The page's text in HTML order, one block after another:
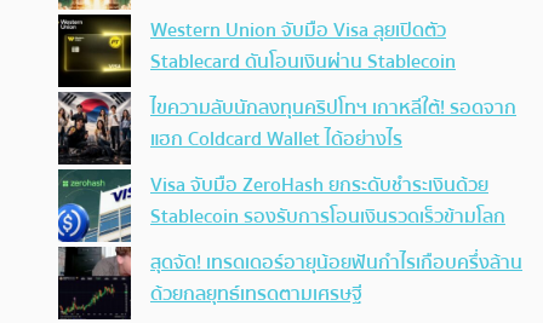
Western Union จับมือ Visa ลุยเปิดตัว
Stablecard ดันโอนเงินผ่าน Stablecoin
ไขความลับนักลงทุนคริปโทฯ เกาหลีใต้! รอดจาก
แฮก Coldcard Wallet ได้อย่างไร
Visa จับมือ ZeroHash ยกระดับชำระเงินด้วย
Stablecoin รองรับการโอนเงินรวดเร็วข้ามโลก
สุดจัด! เทรดเดอร์อายุน้อยฟันกำไรเกือบครึ่งล้าน
ด้วยกลยุทธ์เทรดตามเศรษฐี